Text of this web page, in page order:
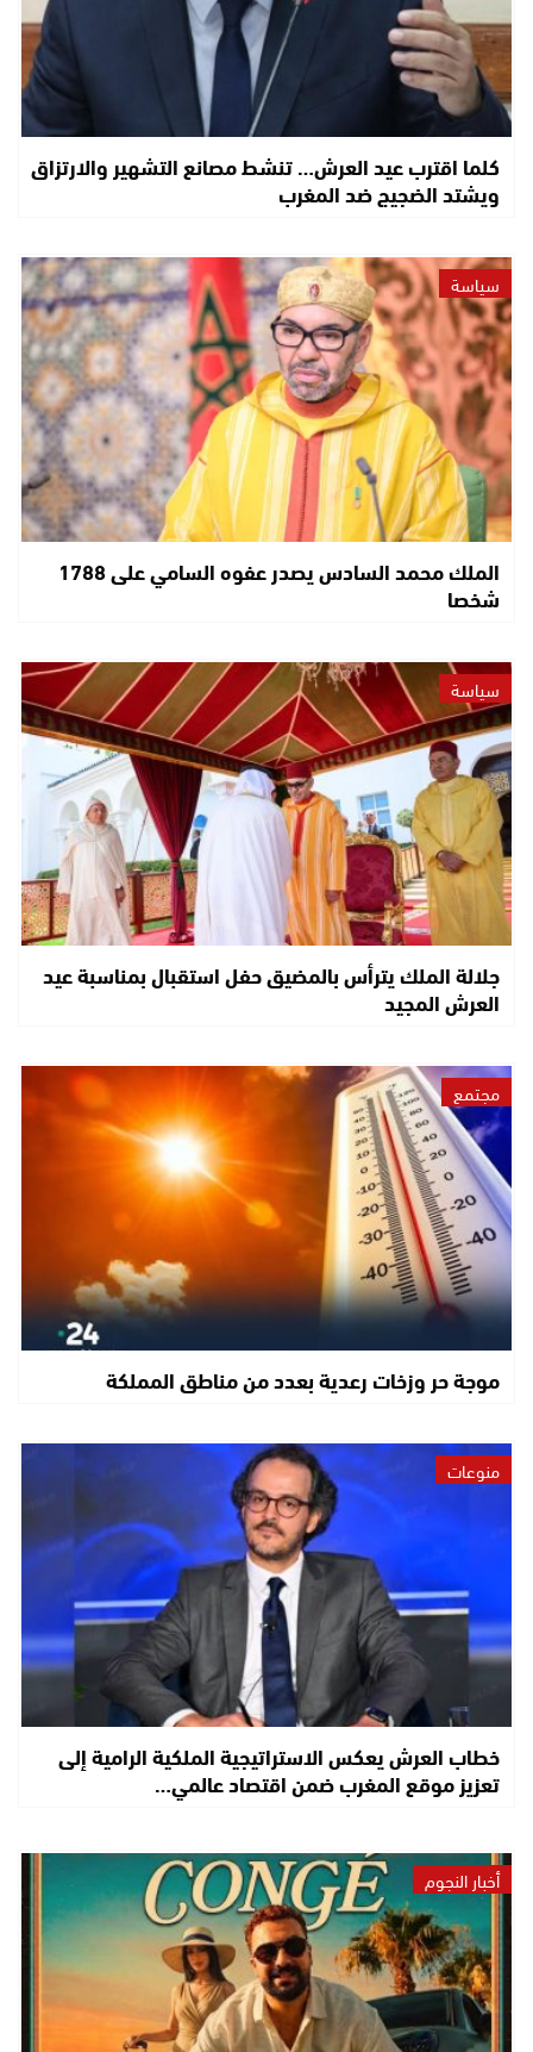
كلما اقترب عيد العرش… تنشط مصانع التشهير والارتزاق
ويشتد الضجيج ضد المغرب
سياسة
الملك محمد السادس يصدر عفوه السامي على 1788
شخصا
سياسة
جلالة الملك يترأس بالمضيق حفل استقبال بمناسبة عيد
العرش المجيد
مجتمع
موجة حر وزخات رعدية بعدد من مناطق المملكة
منوعات
خطاب العرش يعكس الاستراتيجية الملكية الرامية إلى
تعزيز موقع المغرب ضمن اقتصاد عالمي…
أخبار النجوم